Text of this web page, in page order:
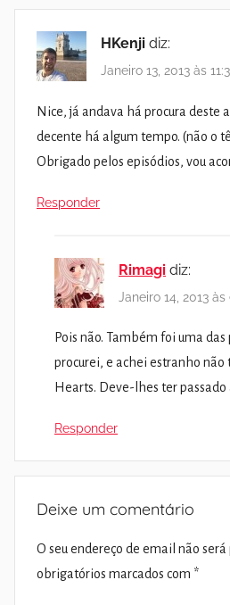
HKenji diz:
Janeiro 13, 2013 às
Nice, já andava há procura deste
decente há algum tempo. (não o
Obrigado pelos episódios, vou
Responder
Rimagi diz:
Janeiro 14, 2013 às
Pois não. Também foi uma
procurei, e achei estranho não
Hearts. Deve-lhes ter passado
Responder
Deixe um comentário
O seu endereço de email não será
obrigatórios marcados com *